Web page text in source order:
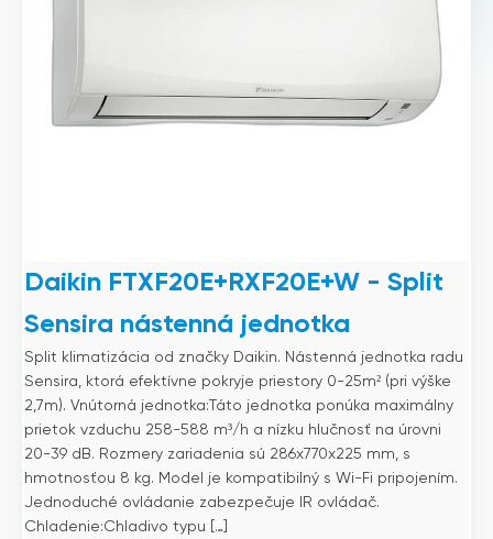
Daikin FTXF20E+RXF20E+W - Split
Sensira nástenná jednotka
Split klimatizácia od značky Daikin. Nástenná jednotka radu
Sensira, ktorá efektívne pokryje priestory 0-25m² (pri výške
2,7m). Vnútorná jednotka:Táto jednotka ponúka maximálny
prietok vzduchu 258-588 m³/h a nízku hlučnosť na úrovni
20-39 dB. Rozmery zariadenia sú 286x770x225 mm, s
hmotnosťou 8 kg. Model je kompatibilný s Wi-Fi pripojením.
Jednoduché ovládanie zabezpečuje IR ovládač.
Chladenie:Chladivo typu […]